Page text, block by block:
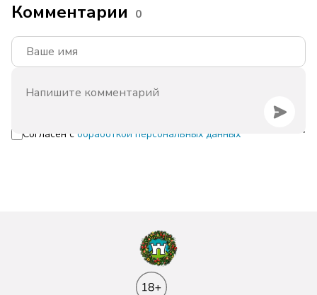
Комментарии 0
Согласен с обработкой персональных данных